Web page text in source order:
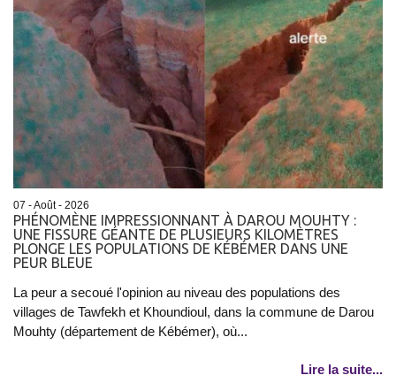
07 - Août - 2026
PHÉNOMÈNE IMPRESSIONNANT À DAROU MOUHTY :
UNE FISSURE GÉANTE DE PLUSIEURS KILOMÈTRES
PLONGE LES POPULATIONS DE KÉBÉMER DANS UNE
PEUR BLEUE
La peur a secoué l'opinion au niveau des populations des
villages de Tawfekh et Khoundioul, dans la commune de Darou
Mouhty (département de Kébémer), où...
Lire la suite...